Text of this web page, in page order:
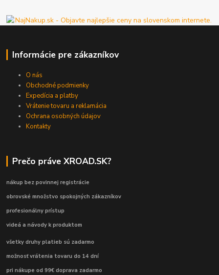
Informácie pre zákazníkov
O nás
Obchodné podmienky
Expedícia a platby
Vrátenie tovaru a reklamácia
Ochrana osobných údajov
Kontakty
Prečo práve XROAD.SK?
nákup bez povinnej registrácie
obrovské množstvo spokojných zákazníkov
profesionálny prístup
videá a návody k produktom
všetky druhy platieb sú zadarmo
možnosť vrátenia tovaru do 14 dní
pri nákupe od 99€ doprava zadarmo